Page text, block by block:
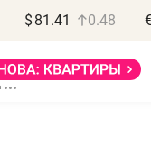
$ 81.41 0.48